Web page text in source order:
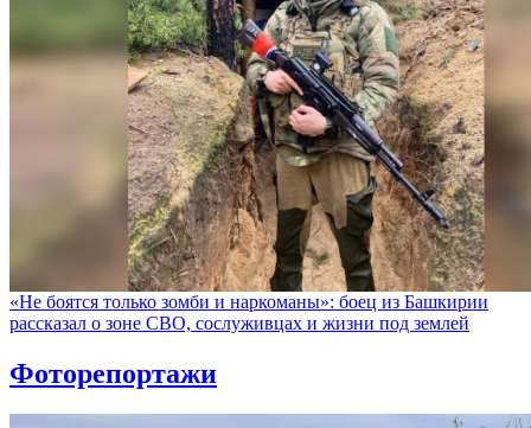
«Не боятся только зомби и наркоманы»: боец из Башкирии
рассказал о зоне СВО, сослуживцах и жизни под землей
Фоторепортажи